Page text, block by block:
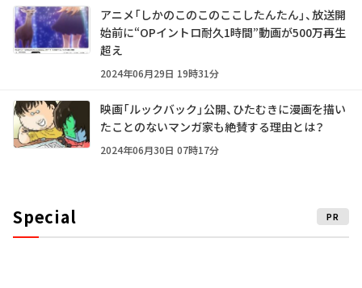
アニメ「しかのこのこのここしたんたん」、放送開
始前に“OPイントロ耐久1時間”動画が500万再生
超え
2024年06月29日 19時31分
映画「ルックバック」公開、ひたむきに漫画を描い
たことのないマンガ家も絶賛する理由とは？
2024年06月30日 07時17分
Special PR